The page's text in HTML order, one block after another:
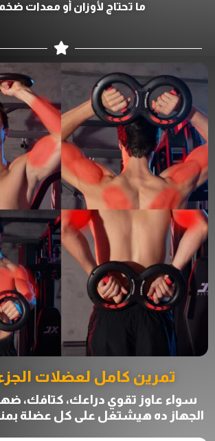
ما تحتاج لأوزان أو معدات
تمرين كامل لعضلات
سواء عاوز تقوي دراعك، كتافك،
الجهاز ده هيشتغل على كل عضلة